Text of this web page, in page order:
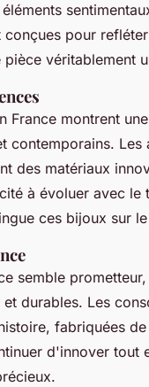
pour
véritablement
France montrent
contemporains.
des matériaux
à évoluer avec le
ces bijoux sur
semble
durables. Les
fabriquées
d'innover tout